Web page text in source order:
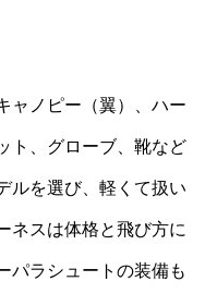
ャノピー（翼）、ハー
ト、グローブ、靴など
ルを選び、軽くて扱い
ネスは体格と飛び方に
パラシュートの装備も